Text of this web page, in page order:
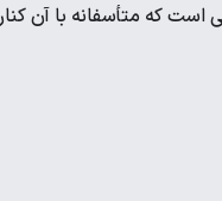
است که متأسفانه با آن